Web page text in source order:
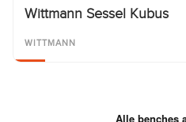
Wittmann Sessel Kubus
WITTMANN
Alle benches